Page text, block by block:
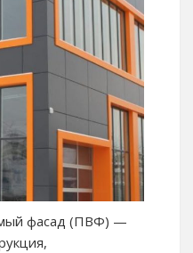
фасад (ПВФ) —